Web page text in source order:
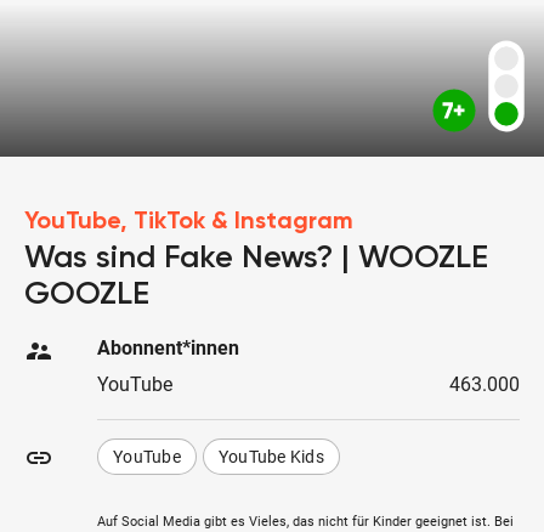
YouTube, TikTok & Instagram
Was sind Fake News? | WOOZLE
GOOZLE
supervisor_account
Abonnent*innen
YouTube
463.000
insert_link YouTube YouTube Kids
Auf Social Media gibt es Vieles, das nicht für Kinder geeignet ist. Bei